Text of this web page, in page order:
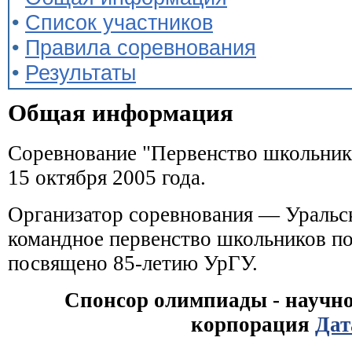
• Список участников
• Правила соревнования
• Результаты
Общая информация
Соревнование "Первенство
15 октября 2005 года.
Организатор соревнования —
командное первенство школьников
посвящено 85-летию УрГУ.
Спонсор олимпиады -
корпорация